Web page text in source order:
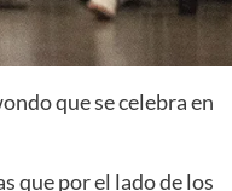
que se celebra en
que por el lado de los